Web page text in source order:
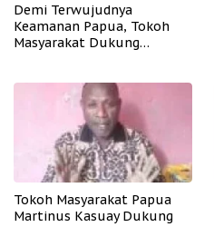
Demi Terwujudnya
Keamanan Papua, Tokoh
Masyarakat Dukung
Tokoh Masyarakat Papua
Martinus Kasuay Dukung